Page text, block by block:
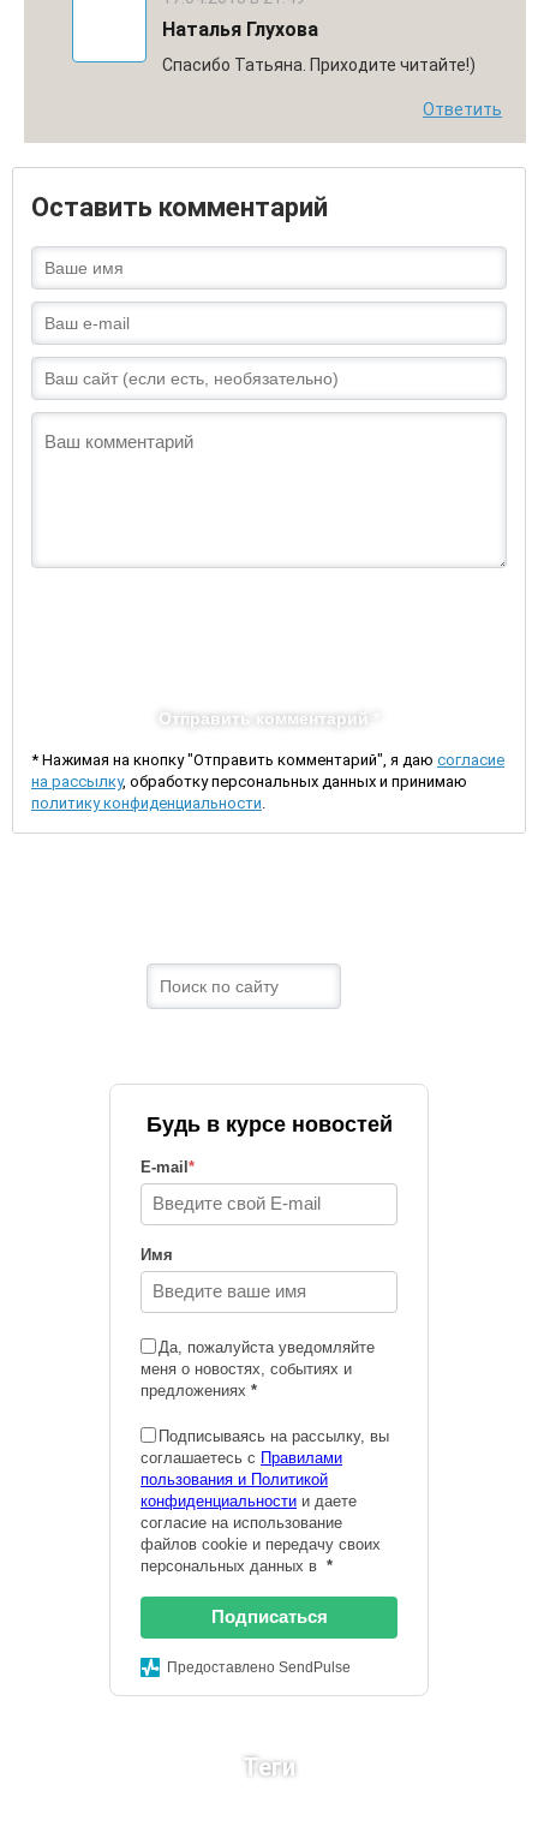
Наталья Глухова
Спасибо Татьяна. Приходите читайте!)
Ответить
Оставить комментарий
Отправить комментарий *
* Нажимая на кнопку "Отправить комментарий", я даю согласие
на рассылку, обработку персональных данных и принимаю
политику конфиденциальности
Будь в курсе новостей
E-mail *
Имя
Да, пожалуйста уведомляйте
меня о новостях, событиях и
предложениях *
Подписываясь на рассылку, вы
соглашаетесь с Правилами
пользования и Политикой
конфиденциальности и даете
согласие на использование
файлов cookie и передачу своих
персональных данных в *
Подписаться
Предоставлено SendPulse
Теги